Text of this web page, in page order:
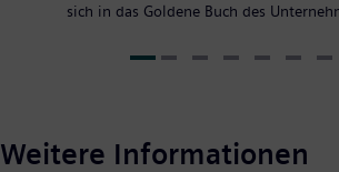
sich in das Goldene Buch des
Weitere Informationen